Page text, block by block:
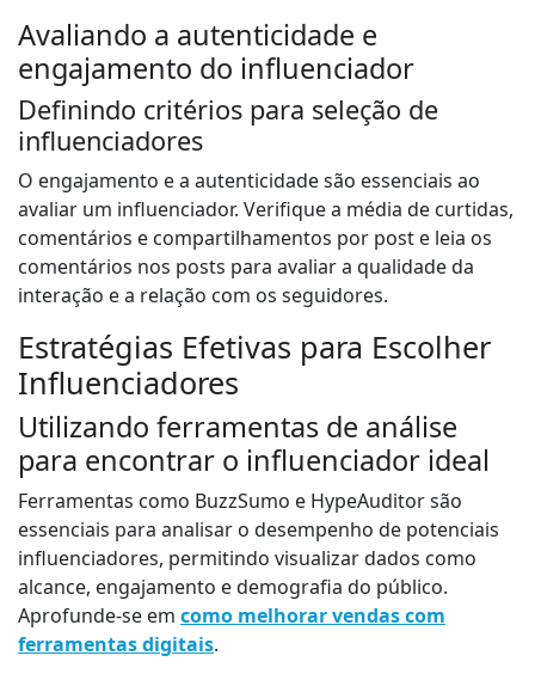
Avaliando a autenticidade e
engajamento do influenciador
Definindo critérios para seleção de
influenciadores
O engajamento e a autenticidade são essenciais ao
avaliar um influenciador. Verifique a média de curtidas,
comentários e compartilhamentos por post e leia os
comentários nos posts para avaliar a qualidade da
interação e a relação com os seguidores.
Estratégias Efetivas para Escolher
Influenciadores
Utilizando ferramentas de análise
para encontrar o influenciador ideal
Ferramentas como BuzzSumo e HypeAuditor são
essenciais para analisar o desempenho de potenciais
influenciadores, permitindo visualizar dados como
alcance, engajamento e demografia do público.
Aprofunde-se em como melhorar vendas com
ferramentas digitais.